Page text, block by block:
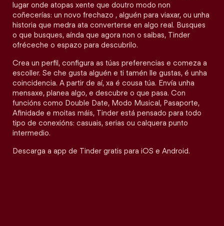
lugar onde atopas xente que doutro modo non
coñecerías: un novo frechazo , alguén para viaxar, ou unha
historia que medra ata converterse en algo real. Busques
o que busques, aínda que agora non o saibas, Tinder
ofréceche o espazo para descubrilo.
Crea un perfil, configura as túas preferencias e comeza a
escoller. Se che gusta alguén e ti tamén lle gustas, é unha
coincidencia. A partir de aí, xa é cousa túa. Envía unha
mensaxe, planea algo, e descubre o que pasa. Con
funcións como Double Date, Modo Musical, Pasaporte,
Afinidade e moitas máis, Tinder está pensado para todo
tipo de conexións: casuais, serias ou calquera punto
intermedio.
Descarga a app de Tinder gratis para iOS e Android.